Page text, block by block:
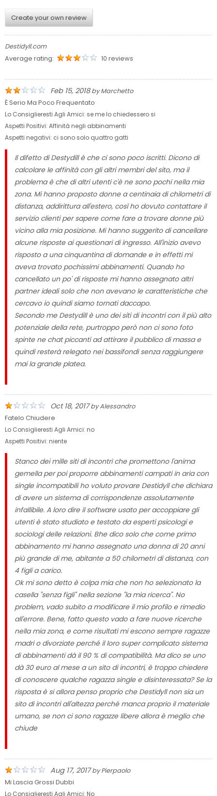
Create your own review
Destidyll.com
Average rating:
10 reviews
Feb 15, 2018byMarchetto
È Serio Ma Poco Frequentato
Lo Consiglieresti Agli Amici: se me lo chiedessero si
Aspetti Positivi: Affinità negli abbinamenti
Aspetti negativi: ci sono solo quattro gatti
Il difetto di Destydill è che ci sono poco iscritti. Dicono di
calcolare le affinità con gli altri membri del sito, ma il
problema è che di altri utenti c'è ne sono pochi nella mia
zona. Mi hanno proposto donne a centinaia di chilometri di
distanza, addirittura all'estero, così ho dovuto contattare il
servizio clienti per sapere come fare a trovare donne più
vicino alla mia posizione. Mi hanno suggerito di cancellare
alcune risposte ai questionari di ingresso. All'inizio avevo
risposto a una cinquantina di domande e in effetti mi
aveva trovato pochissimi abbinamenti. Quando ho
cancellato un po' di risposte mi hanno assegnato altri
partner ideali solo che non avevano le caratteristiche che
cercavo io quindi siamo tornati daccapo.
Secondo me Destydill è uno dei siti di incontri con il più alto
potenziale della rete, purtroppo però non ci sono foto
spinte ne chat piccanti ad attirare il pubblico di massa e
quindi resterà relegato nei bassifondi senza raggiungere
mai la grande platea.
Oct 18, 2017byAlessandro
Fatelo Chiudere
Lo Consiglieresti Agli Amici: no
Aspetti Positivi: niente
Stanco dei mille siti di incontri che promettono l'anima
gemella per poi proporre abbinamenti campati in aria con
single incompatibili ho voluto provare Destidyll che dichiara
di avere un sistema di corrispondenze assolutamente
infallibile. A loro dire il software usato per accoppiare gli
utenti è stato studiato e testato da esperti psicologi e
sociologi delle relazioni. Bhe dico solo che come primo
abbinamento mi hanno assegnato una donna di 20 anni
più grande di me, abitante a 50 chilometri di distanza, con
4 figli a carico.
Ok mi sono detto è colpa mia che non ho selezionato la
casella "senza figli" nella sezione "la mia ricerca". No
problem, vado subito a modificare il mio profilo e rimedio
all'errore. Bene, fatto questo vado a fare nuove ricerche
nella mia zona, e come risultati mi escono sempre ragazze
madri o divorziate perché il loro super complicato sistema
di abbinamenti dà il 90 % di compatibilità. Ma dico se uno
dà 30 euro al mese a un sito di incontri, è troppo chiedere
di conoscere qualche ragazza single e disinteressata? Se la
risposta è si allora penso proprio che Destidyll non sia un
sito di incontri all'altezza perché manca proprio il materiale
umano, se non ci sono ragazze libere allora è meglio che
chiude
Aug 17, 2017byPierpaolo
Mi Lascia Grossi Dubbi
Lo Consiglieresti Agli Amici: No